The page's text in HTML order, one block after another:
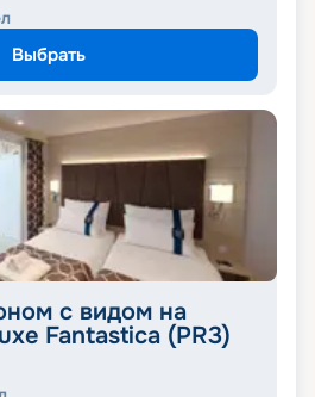
Выбрать
с видом на
Fantastica (PR3)